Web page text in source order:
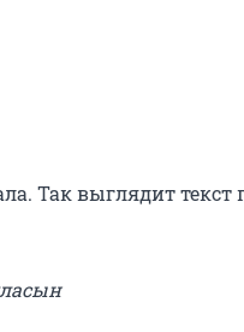
Так выглядит текст